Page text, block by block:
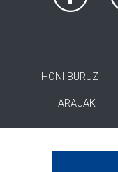
HONI BURUZ
ARAUAK